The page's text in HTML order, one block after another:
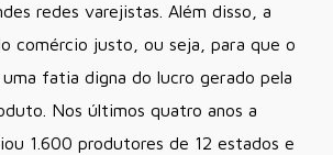
redes varejistas. Além disso, a
comércio justo, ou seja, para que o
fatia digna do lucro gerado pela
Nos últimos quatro anos a
1.600 produtores de 12 estados e